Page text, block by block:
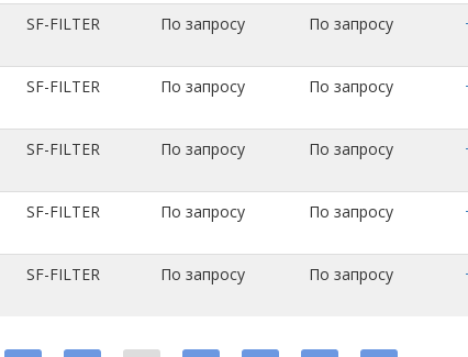
SF-FILTER По запросу По запросу
SF-FILTER По запросу По запросу
SF-FILTER По запросу По запросу
SF-FILTER По запросу По запросу
SF-FILTER По запросу По запросу